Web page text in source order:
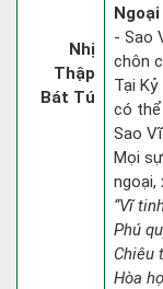
Nhị
Thập
Bát Tú
Ngoại
- Sao
chôn
Tại
có
Sao
Mọi
ngoại,
“Vĩ
Phú
Chiêu
Hòa